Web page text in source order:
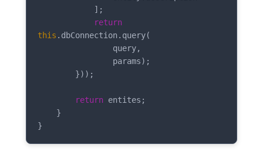
return
this .dbConnection.query(
return entites;
}